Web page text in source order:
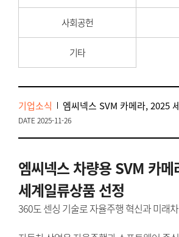
사회공헌
기타
기업소식 엠씨넥스 SVM 카메라, 2025
DATE 2025-11-26
엠씨넥스 차량용 SVM 카
세계일류상품 선정
360도 센싱 기술로 자율주행 혁신과 미래